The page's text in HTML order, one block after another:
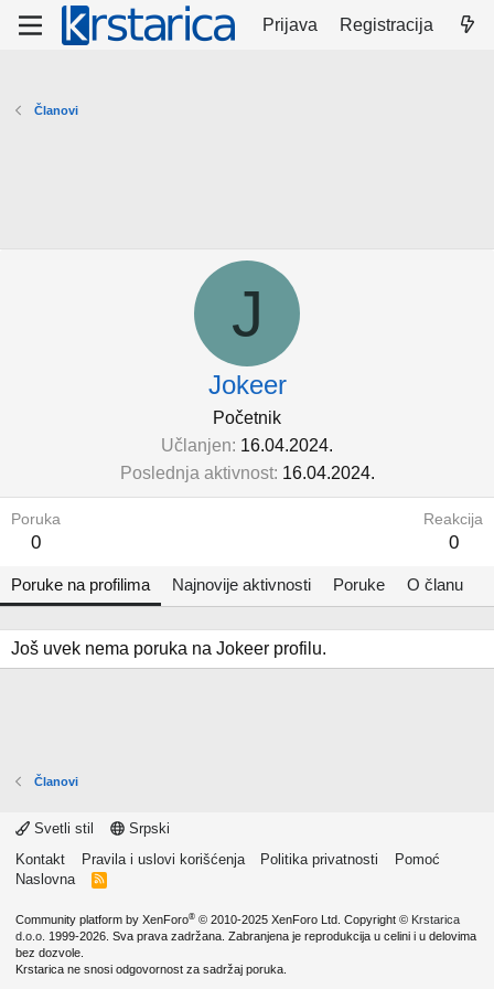
Prijava Registracija
Članovi
J
Jokeer
Početnik
Učlanjen 16.04.2024.
Poslednja aktivnost 16.04.2024.
Poruka
0
Reakcija
0
Poruke na profilima Najnovije aktivnosti Poruke O članu
Još uvek nema poruka na Jokeer profilu.
Članovi
Svetli stil
Srpski
Kontakt
Pravila i uslovi korišćenja Politika privatnosti
Pomoć
Naslovna
R
Community platform by XenForo® © 2010-2025 XenForo Ltd. Copyright © Krstarica
d.o.o. 1999-2026. Sva prava zadržana. Zabranjena je reprodukcija u celini i u delovima
bez dozvole.
Krstarica ne snosi odgovornost za sadržaj poruka.